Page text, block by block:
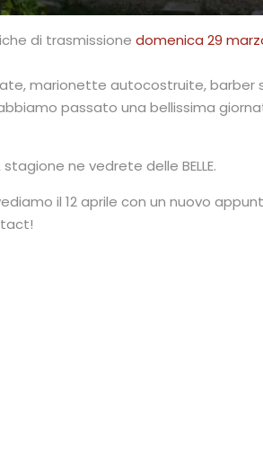
di trasmissionedomenica 29
marionette autocostruite, barber
passato una bellissima
stagione ne vedrete delle BELLE.
il 12 aprile con un nuovo